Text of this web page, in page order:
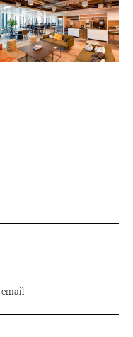
email